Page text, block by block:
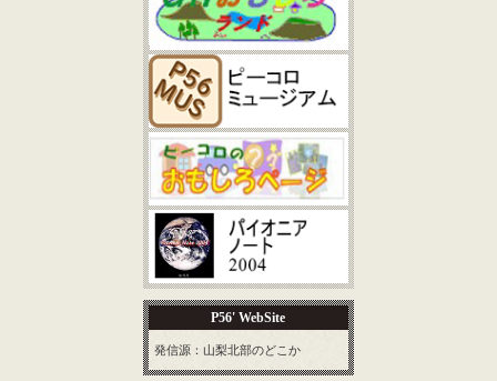
P56' WebSite
発信源：山梨北部のどこか